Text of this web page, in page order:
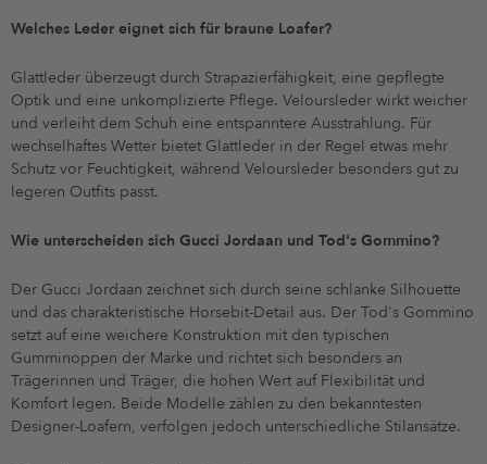
Welches Leder eignet sich für braune Loafer?
Glattleder überzeugt durch Strapazierfähigkeit, eine gepflegte
Optik und eine unkomplizierte Pflege. Veloursleder wirkt weicher
und verleiht dem Schuh eine entspanntere Ausstrahlung. Für
wechselhaftes Wetter bietet Glattleder in der Regel etwas mehr
Schutz vor Feuchtigkeit, während Veloursleder besonders gut zu
legeren Outfits passt.
Wie unterscheiden sich Gucci Jordaan und Tod's Gommino?
Der Gucci Jordaan zeichnet sich durch seine schlanke Silhouette
und das charakteristische Horsebit-Detail aus. Der Tod's Gommino
setzt auf eine weichere Konstruktion mit den typischen
Gumminoppen der Marke und richtet sich besonders an
Trägerinnen und Träger, die hohen Wert auf Flexibilität und
Komfort legen. Beide Modelle zählen zu den bekanntesten
Designer-Loafern, verfolgen jedoch unterschiedliche Stilansätze.